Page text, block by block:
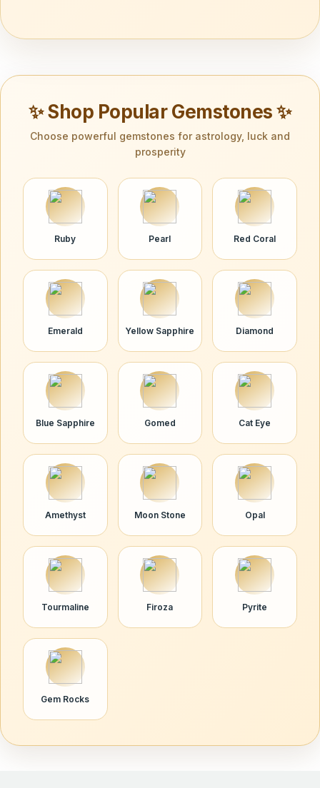
✨ Shop Popular Gemstones ✨
Choose powerful gemstones for astrology, luck and
prosperity
Ruby Pearl Red Coral
Emerald Yellow Sapphire Diamond
Blue Sapphire Gomed Cat Eye
Amethyst Moon Stone Opal
Tourmaline Firoza Pyrite
Gem Rocks